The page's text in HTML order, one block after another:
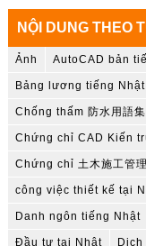
NỘI DUNG THEO
Ảnh AutoCAD bản
Bảng lương tiếng Nhật
Chống thấm 防水用語集
Chứng chỉ CAD Kiến
Chứng chỉ 土木施工管
công việc thiết kế tại
Danh ngôn tiếng Nhật
Đầu tư tại Nhật